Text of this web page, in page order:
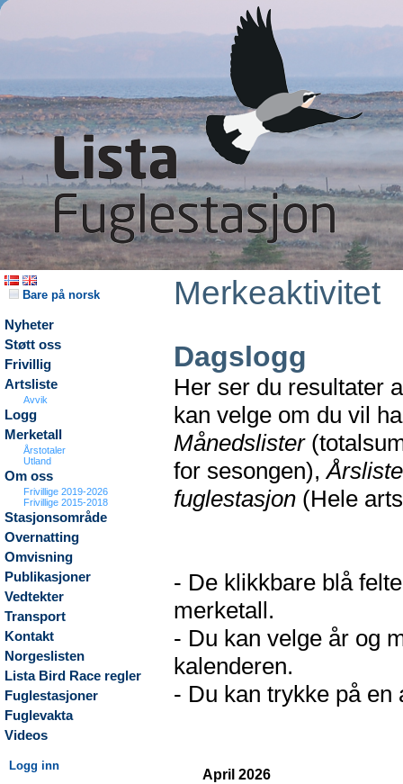
Bare på norsk
Nyheter
Støtt oss
Frivillig
Artsliste
Avvik
Logg
Merketall
Årstotaler
Utland
Om oss
Frivillige 2019-2026
Frivillige 2015-2018
Stasjonsområde
Overnatting
Omvisning
Publikasjoner
Vedtekter
Transport
Kontakt
Norgeslisten
Lista Bird Race regler
Fuglestasjoner
Fuglevakta
Videos
Logg inn
Merkeaktivitet
Dagslogg
Her ser du resultater
kan velge om du vil
Månedslister
for sesongen),
fuglestasjon (Hele
- De klikkbare blå
merketall.
- Du kan velge år og
kalenderen.
- Du kan trykke på en
April 2026